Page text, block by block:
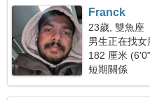
Franck
23歲, 雙魚座
男生正在找女
182 厘米
短期關係